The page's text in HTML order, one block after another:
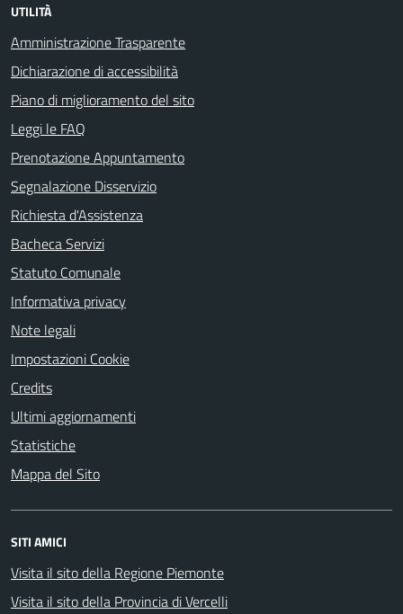
UTILITÀ
Amministrazione Trasparente
Dichiarazione di accessibilità
Piano di miglioramento del sito
Leggi le FAQ
Prenotazione Appuntamento
Segnalazione Disservizio
Richiesta d'Assistenza
Bacheca Servizi
Statuto Comunale
Informativa privacy
Note legali
Impostazioni Cookie
Credits
Ultimi aggiornamenti
Statistiche
Mappa del Sito
SITI AMICI
Visita il sito della Regione Piemonte
Visita il sito della Provincia di Vercelli